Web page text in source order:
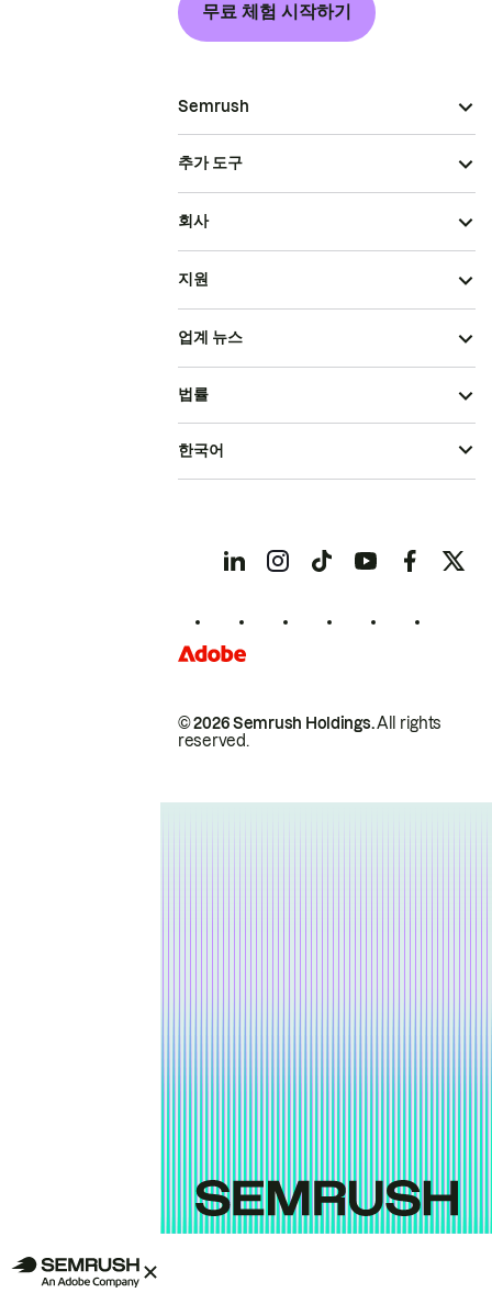
무료 체험 시작하기
Semrush
추가 도구
회사
지원
업계 뉴스
© 2026 Semrush Holdings.All rights
reserved.
법률
한국어